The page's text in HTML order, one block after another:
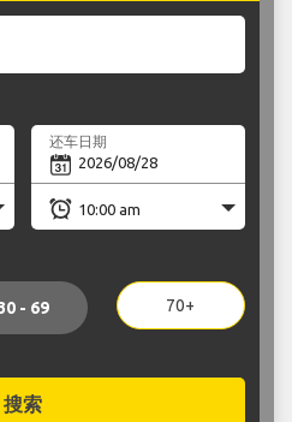
还车日期
- 69 70+
搜索